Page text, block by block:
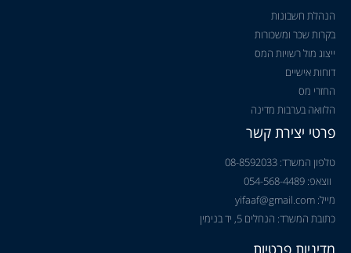
הנהלת חשבונות
בקרות שכר ומשכורות
ייצוג מול רשויות המס
דוחות אישיים
החזרי מס
הלוואה בערבות מדינה
פרטי יצירת קשר
טלפון המשרד: 08-8592033
ווצאפ: 054-568-4489
מייל: yifaaf@gmail.com
כתובת המשרד: הנחלים 5, יד בנימין
מדיניות פרטיות